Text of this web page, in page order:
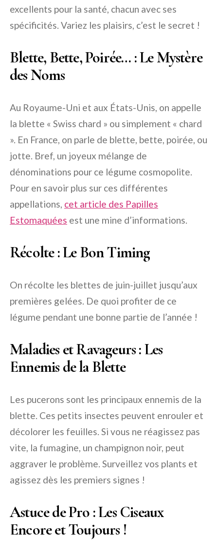
excellents pour la santé, chacun avec ses
spécificités. Variez les plaisirs, c’est le secret !
Blette, Bette, Poirée… : Le Mystère
des Noms
Au Royaume-Uni et aux États-Unis, on appelle
la blette « Swiss chard » ou simplement « chard
». En France, on parle de blette, bette, poirée, ou
jotte. Bref, un joyeux mélange de
dénominations pour ce légume cosmopolite.
Pour en savoir plus sur ces différentes
appellations, cet article des Papilles
Estomaquées est une mine d’informations.
Récolte : Le Bon Timing
On récolte les blettes de juin-juillet jusqu’aux
premières gelées. De quoi profiter de ce
légume pendant une bonne partie de l’année !
Maladies et Ravageurs : Les
Ennemis de la Blette
Les pucerons sont les principaux ennemis de la
blette. Ces petits insectes peuvent enrouler et
décolorer les feuilles. Si vous ne réagissez pas
vite, la fumagine, un champignon noir, peut
aggraver le problème. Surveillez vos plants et
agissez dès les premiers signes !
Astuce de Pro : Les Ciseaux
Encore et Toujours !